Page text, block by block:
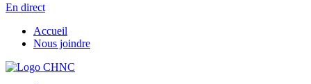
En direct
Accueil
Nous joindre